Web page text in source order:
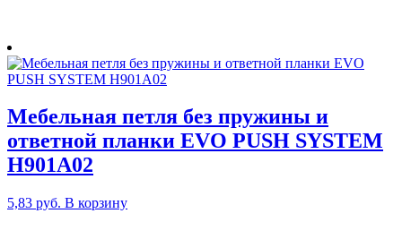
Мебельная петля без пружины и
ответной планки EVO PUSH SYSTEM
H901A02
5,83 руб. В корзину